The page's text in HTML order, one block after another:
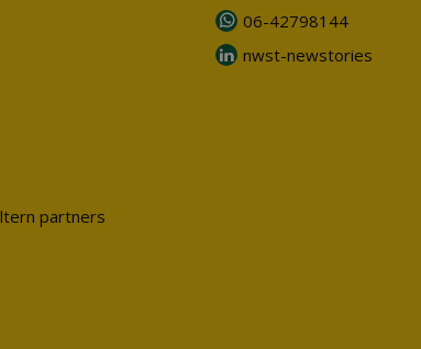
partners
06-42798144
nwst-newstories